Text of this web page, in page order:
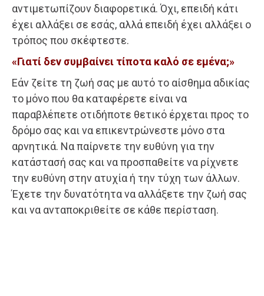
αντιμετωπίζουν διαφορετικά. Όχι, επειδή κάτι
έχει αλλάξει σε εσάς, αλλά επειδή έχει αλλάξει ο
τρόπος που σκέφτεστε.
«Γιατί δεν συμβαίνει τίποτα καλό σε εμένα;»
Εάν ζείτε τη ζωή σας με αυτό το αίσθημα αδικίας
το μόνο που θα καταφέρετε είναι να
παραβλέπετε οτιδήποτε θετικό έρχεται προς το
δρόμο σας και να επικεντρώνεστε μόνο στα
αρνητικά. Να παίρνετε την ευθύνη για την
κατάστασή σας και να προσπαθείτε να ρίχνετε
την ευθύνη στην ατυχία ή την τύχη των άλλων.
Έχετε την δυνατότητα να αλλάξετε την ζωή σας
και να ανταποκριθείτε σε κάθε περίσταση.